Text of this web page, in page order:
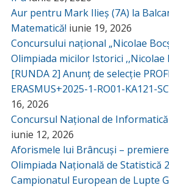
Aur pentru Mark Ilieș (7A) la
Matematică! iunie 19, 2026
Concursului național „Nicolae
Olimpiada micilor Istorici ,,Nicolae
[RUNDA 2] Anunț de selecție
ERASMUS+2025-1-RO01-KA121-
16, 2026
Concursul Național de
iunie 12, 2026
Aforismele lui Brâncuși –
Olimpiada Națională de Statistică
Campionatul European de Lupte